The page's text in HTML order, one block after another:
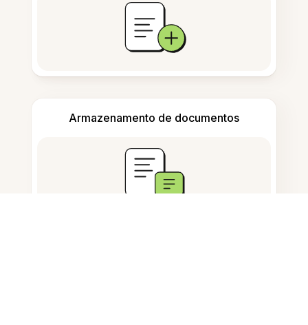
Armazenamento de documentos